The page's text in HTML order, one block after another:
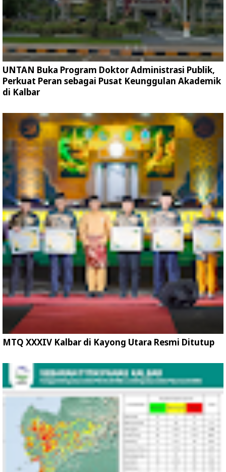
UNTAN Buka Program Doktor Administrasi Publik,
Perkuat Peran sebagai Pusat Keunggulan Akademik
di Kalbar
MTQ XXXIV Kalbar di Kayong Utara Resmi Ditutup